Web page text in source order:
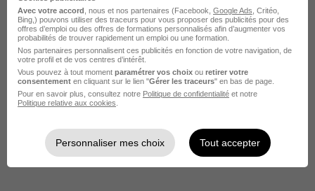
Loire-Atlantique - 44 CDI 30 000 - 40 000 € / an
Cette offre n’est plus disponible depuis le 27/07/25
Chargé d'Affaires Électricité H/F
Cette offre n’est plus disponible depuis le 19/07/25
Avec votre accord , nous et nos partenaires (Facebook, Google Ads , Critéo,
Bing,) pouvons utiliser des traceurs pour vous proposer des publicités pour des
offres d’emploi ou des offres de formations personnalisés afin d’augmenter vos
probabilités de trouver rapidement un emploi ou une formation.
Nos partenaires personnalisent ces publicités en fonction de votre navigation, de
votre profil et de vos centres d’intérêt.
Vous pouvez à tout moment paramétrer vos choix ou retirer votre
consentement en cliquant sur le lien "Gérer les traceurs" en bas de page.
Pour en savoir plus, consultez notre Politique de confidentialité et notre
Politique relative aux cookies
Personnaliser mes choix Tout accepter